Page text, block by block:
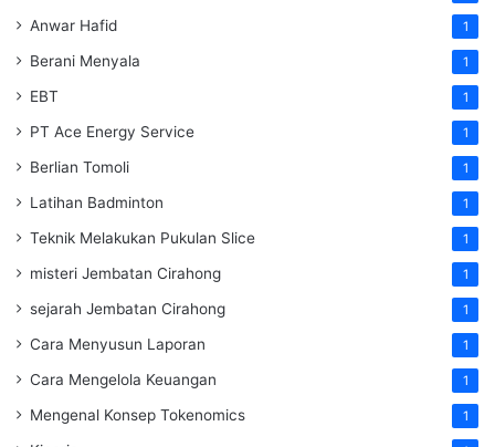
Anwar Hafid 1
Berani Menyala 1
EBT 1
PT Ace Energy Service 1
Berlian Tomoli 1
Latihan Badminton 1
Teknik Melakukan Pukulan Slice 1
misteri Jembatan Cirahong 1
sejarah Jembatan Cirahong 1
Cara Menyusun Laporan 1
Cara Mengelola Keuangan 1
Mengenal Konsep Tokenomics 1